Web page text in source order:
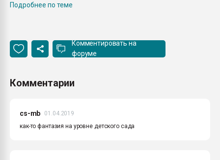
Подробнее по теме
Комментировать на
форуме
Комментарии
cs-mb
01.04.2019
как-то фантазия на уровне детского сада